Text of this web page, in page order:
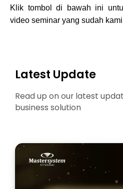
Klik tombol di bawah ini
video seminar yang sudah
Latest Update
Read up on our latest
business solution